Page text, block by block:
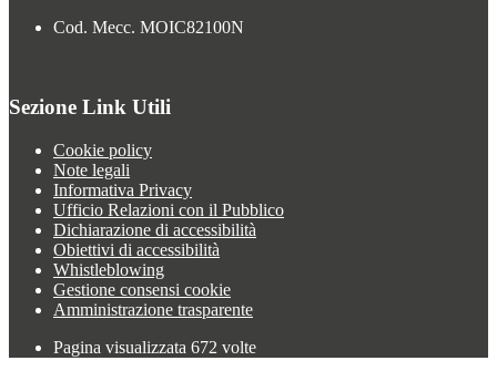
Cod. Mecc. MOIC82100N
Sezione Link Utili
Cookie policy
Note legali
Informativa Privacy
Ufficio Relazioni con il Pubblico
Dichiarazione di accessibilità
Obiettivi di accessibilità
Whistleblowing
Gestione consensi cookie
Amministrazione trasparente
Pagina visualizzata 672 volte